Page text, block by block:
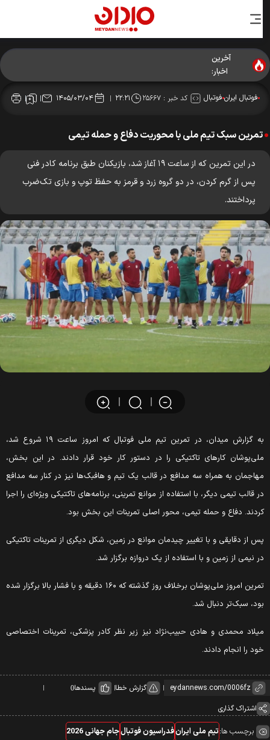
آخرین
اخبار:
فوتبال ایرانفوتبال کد خبر : ۲۵۶۶۷ ۲۲:۲۱ ۱۴۰۵/۰۳/۰۴
تمرین سبک تیم ملی با محوریت دفاع و حمله تیمی
در این تمرین که از ساعت ۱۹ آغاز شد، بازیکنان طبق برنامه کادر فنی
پس از گرم کردن، در دو گروه زرد و قرمز به حفظ توپ و بازی تک‌ضرب
پرداختند.
به گزارش میدان، در تمرین تیم ملی فوتبال که امروز ساعت ۱۹ شروع شد،
کارهای تاکتیکی را در دستور کار خود قرار دادند. در این بخش،
به همراه سه مدافع در قالب یک تیم و هافبک‌ها نیز در کنار سه مدافع
قالب تیمی دیگر، با استفاده از موانع تمرینی، برنامه‌های تاکتیکی ویژه‌ای را اجرا
دفاع و حمله تیمی، محور اصلی تمرینات این بخش بود.
از دقایقی و با تغییر چیدمان موانع در زمین، شکل دیگری از تمرینات تاکتیکی
نیمی از زمین و با استفاده از یک دروازه برگزار شد.
تمرین امروز ملی‌پوشان برخلاف روز گذشته که ۱۶۰ دقیقه و با فشار بالا برگزار شده
سبک‌تر دنبال شد.
محمدی و هادی حبیب‌نژاد نیز زیر نظر کادر پزشکی، تمرینات اختصاصی
را انجام دادند.
گزارش خطا پسندها0
اشتراک گذاری
برچسب ها:تیم ملی ایرانفدراسیون فوتبالجام جهانی 2026